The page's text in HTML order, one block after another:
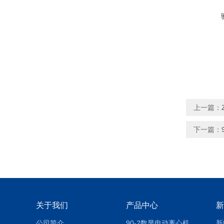
上一篇：
下一篇：
关于我们 产品中心